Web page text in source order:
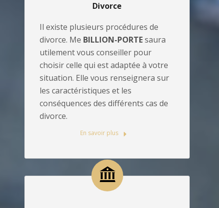
Divorce
Il existe plusieurs procédures de
divorce. Me BILLION-PORTEsaura
utilement vous conseiller pour
choisir celle qui est adaptée à votre
situation. Elle vous renseignera sur
les caractéristiques et les
conséquences des différents cas de
divorce.
En savoir plus